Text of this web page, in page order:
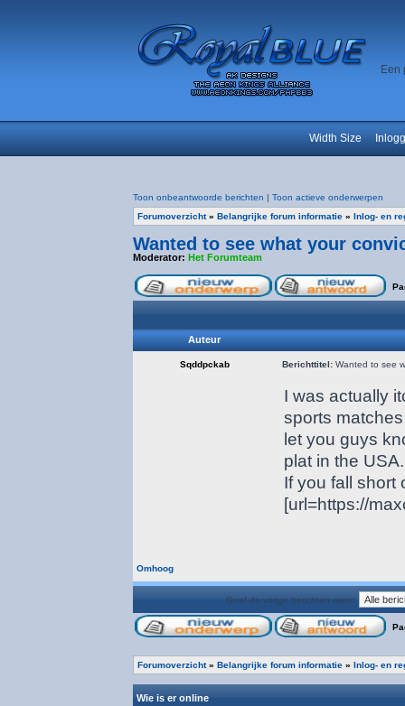
Een
Width Size
Toon onbeantwoorde berichten | Toon actieve onderwerpen
Forumoverzicht» Belangrijke forum informatie » Inlog- en
Wanted to see what your
Moderator: Het Forumteam
Auteur
Sqddpckab Berichttitel: Wanted to see
I was actually
sports
let you guys
plat in the USA.
If you fall short
[url=https://
Omhoog
Geef de vorige berichten weer:
Forumoverzicht» Belangrijke forum informatie » Inlog- en
Wie is er online